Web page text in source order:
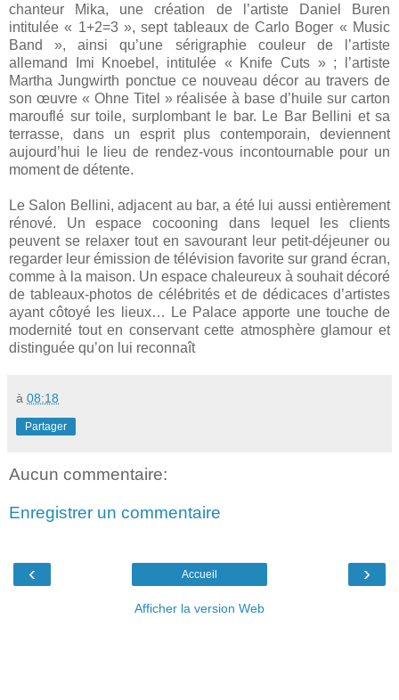
chanteur Mika, une création de l’artiste Daniel Buren
intitulée « 1+2=3 », sept tableaux de Carlo Boger « Music
Band », ainsi qu’une sérigraphie couleur de l’artiste
allemand Imi Knoebel, intitulée « Knife Cuts » ; l’artiste
Martha Jungwirth ponctue ce nouveau décor au travers de
son œuvre « Ohne Titel » réalisée à base d’huile sur carton
marouflé sur toile, surplombant le bar. Le Bar Bellini et sa
terrasse, dans un esprit plus contemporain, deviennent
aujourd’hui le lieu de rendez-vous incontournable pour un
moment de détente.
Le Salon Bellini, adjacent au bar, a été lui aussi entièrement
rénové. Un espace cocooning dans lequel les clients
peuvent se relaxer tout en savourant leur petit-déjeuner ou
regarder leur émission de télévision favorite sur grand écran,
comme à la maison. Un espace chaleureux à souhait décoré
de tableaux-photos de célébrités et de dédicaces d’artistes
ayant côtoyé les lieux… Le Palace apporte une touche de
modernité tout en conservant cette atmosphère glamour et
distinguée qu’on lui reconnaît
à 08:18
Partager
Aucun commentaire:
Enregistrer un commentaire
‹ ›
Accueil
Afficher la version Web